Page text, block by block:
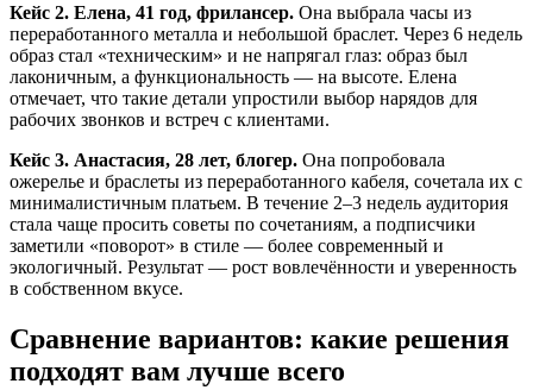
Кейс 2. Елена, 41 год, фрилансер. Она выбрала часы из
переработанного металла и небольшой браслет. Через 6 недель
образ стал «техническим» и не напрягал глаз: образ был
лаконичным, а функциональность — на высоте. Елена
отмечает, что такие детали упростили выбор нарядов для
рабочих звонков и встреч с клиентами.
Кейс 3. Анастасия, 28 лет, блогер. Она попробовала
ожерелье и браслеты из переработанного кабеля, сочетала их с
минималистичным платьем. В течение 2–3 недель аудитория
стала чаще просить советы по сочетаниям, а подписчики
заметили «поворот» в стиле — более современный и
экологичный. Результат — рост вовлечённости и уверенность
в собственном вкусе.
Сравнение вариантов: какие решения
подходят вам лучше всего